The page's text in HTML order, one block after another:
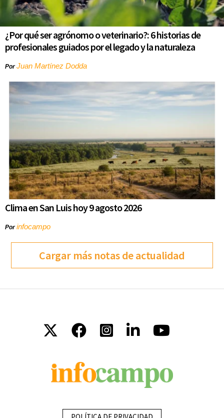
¿Por qué ser agrónomo o veterinario?: 6 historias de
profesionales guiados por el legado y la naturaleza
PorJuan Martínez Dodda
Clima en San Luis hoy 9 agosto 2026
Porinfocampo
Cargar más notas de actualidad